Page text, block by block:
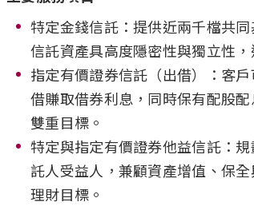
特定金錢信託：提供近兩千檔共
信託資產具高度隱密性與獨立性
指定有價證券信託（出借）：客
借賺取借券利息，同時保有配股
雙重目標。
特定與指定有價證券他益信託：
託人受益人，兼顧資產增值、保
理財目標。